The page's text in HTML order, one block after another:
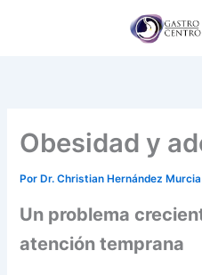
Obesidad y
Por Dr. Christian Hernández
Un problema
atención temprana